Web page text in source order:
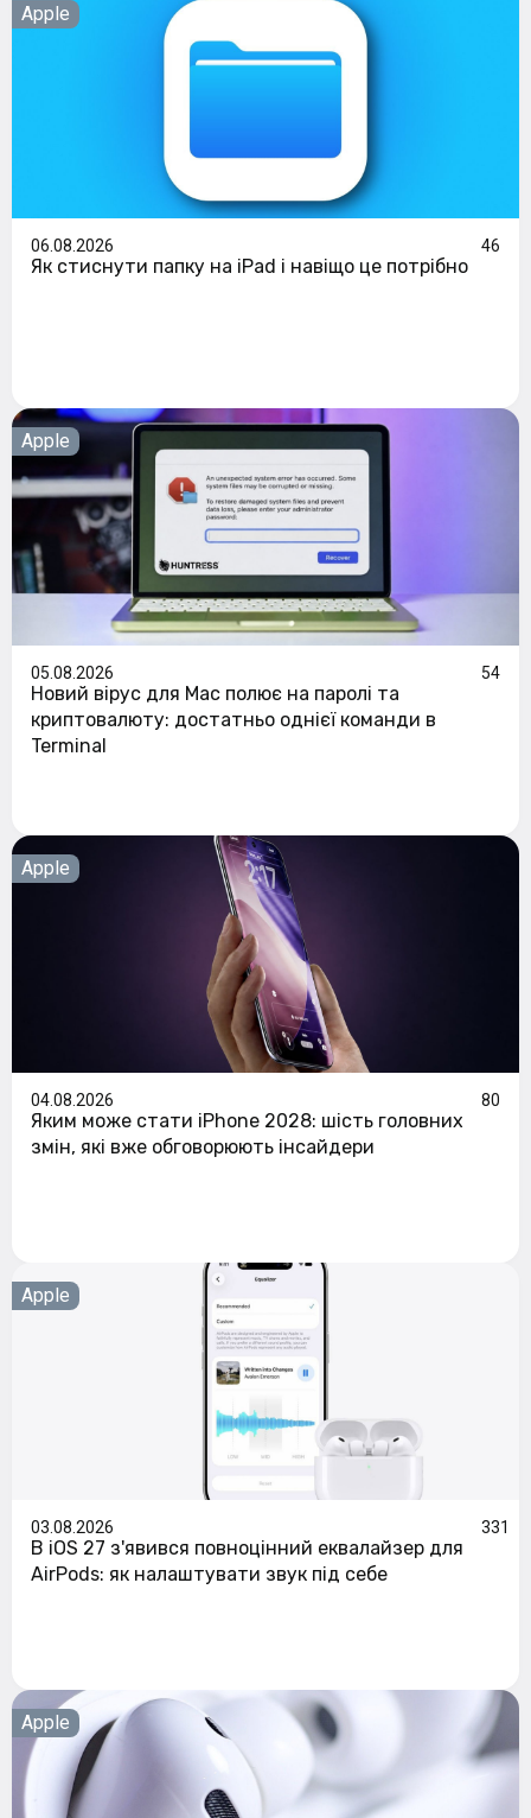
Apple
06.08.2026 46
Як стиснути папку на iPad і навіщо це потрібно
Apple
05.08.2026 54
Новий вірус для Mac полює на паролі та
криптовалюту: достатньо однієї команди в
Terminal
Apple
04.08.2026 80
Яким може стати iPhone 2028: шість головних
змін, які вже обговорюють інсайдери
Apple
03.08.2026 331
В iOS 27 з'явився повноцінний еквалайзер для
AirPods: як налаштувати звук під себе
Apple